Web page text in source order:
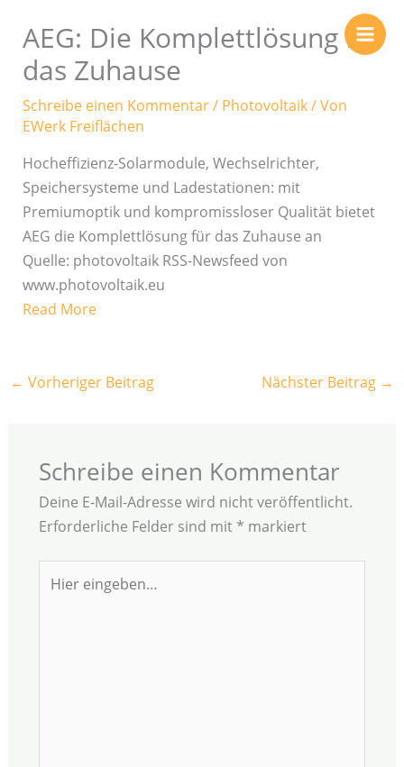
Inhalt
springen
AEG: Die Komplettlösung für
das Zuhause
Schreibe einen Kommentar/ Photovoltaik/ Von
EWerk Freiflächen
Hocheffizienz-Solarmodule, Wechselrichter,
Speichersysteme und Ladestationen: mit
Premiumoptik und kompromissloser Qualität bietet
AEG die Komplettlösung für das Zuhause an
Quelle: photovoltaik RSS-Newsfeed von
www.photovoltaik.eu
Read More
← Vorheriger Beitrag Nächster Beitrag →
Schreibe einen Kommentar
Deine E-Mail-Adresse wird nicht veröffentlicht.
Erforderliche Felder sind mit * markiert
eingeben…